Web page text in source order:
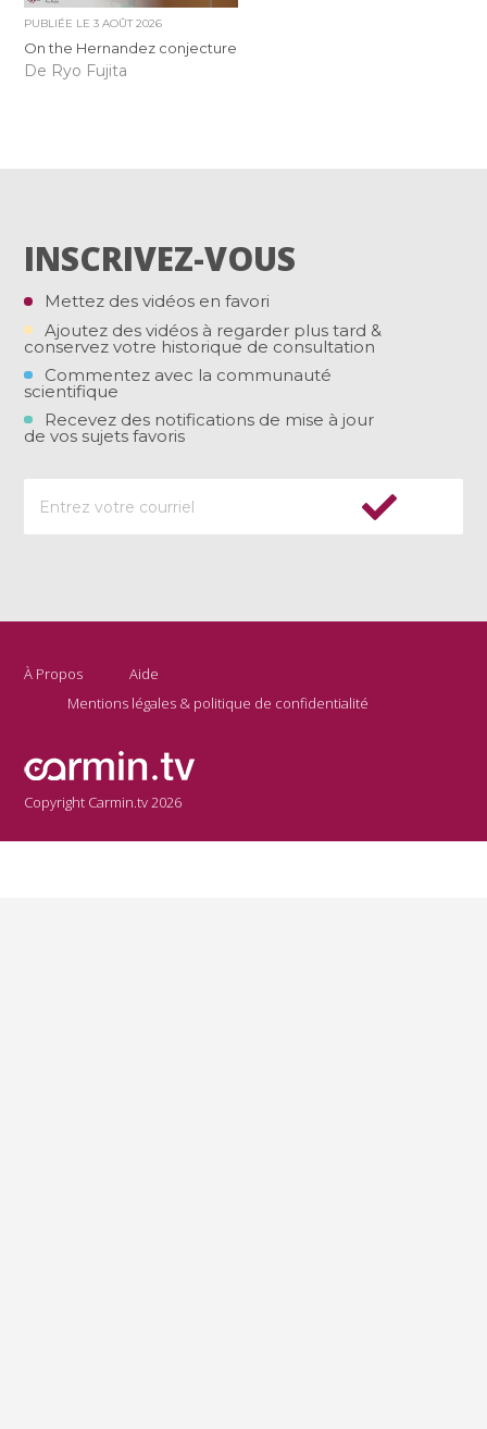
PUBLIÉE LE3 AOÛT 2026
On the Hernandez conjecture
De Ryo Fujita
INSCRIVEZ-VOUS
Mettez des vidéos en favori
Ajoutez des vidéos à regarder plus tard &
conservez votre historique de consultation
Commentez avec la communauté
scientifique
Recevez des notifications de mise à jour
de vos sujets favoris
À Propos
Aide
Mentions légales & politique de confidentialité
Copyright Carmin.tv 2026